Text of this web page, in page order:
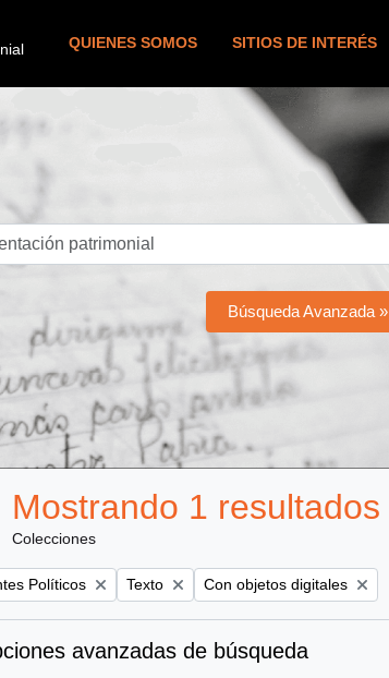
QUIENES SOMOS SITIOS DE INTERÉS
Búsqueda Avanzada »
Mostrando 1 resultados
Colecciones
filter:
Políticos Remove filter:
Texto Remove filter:
Con objetos digitales
avanzadas de búsqueda